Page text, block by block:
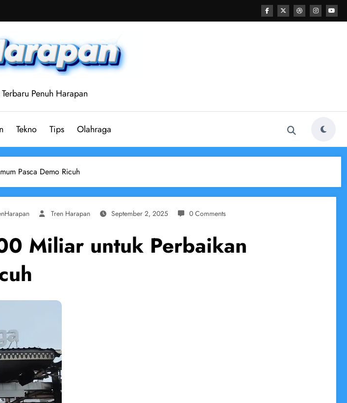
Penuh Harapan
Tekno Tips Olahraga
Pasca Demo Ricuh
Tren Harapan September 2, 2025 0 Comments
Miliar untuk Perbaikan